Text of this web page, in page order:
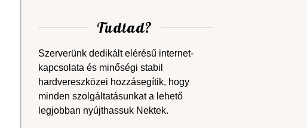
Tudtad?
Szerverünk dedikált elérésű internet-
kapcsolata és minőségi stabil
hardvereszközei hozzásegítik, hogy
minden szolgáltatásunkat a lehető
legjobban nyújthassuk Nektek.